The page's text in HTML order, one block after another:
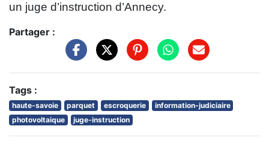
un juge d’instruction d’Annecy.
Partager :
Tags :
haute-savoie parquet escroquerie
information-judiciaire
photovoltaique
juge-instruction